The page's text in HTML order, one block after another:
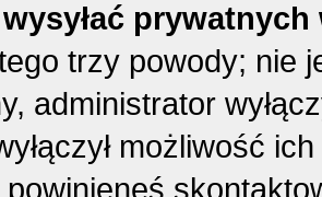
trzy powody; nie
administrator
możliwość